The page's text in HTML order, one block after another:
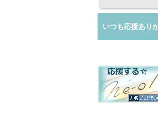
いつも応援あり